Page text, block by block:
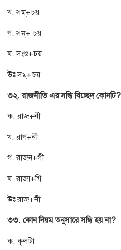
খ. সম্+চয়
গ. সন্+ চয়
ঘ. সংঙ+চয়
উঃসম্+চয়
৩২. রাজনীতি এর সন্ধি বিচ্ছেদ কোনটি?
ক. রাজ+নী
খ. রাগ+নী
গ. রাজন+গী
ঘ. রাজা+গি
উঃরাজ+নী
৩৩. কোন নিয়ম অনুসারে সন্ধি হয় না?
ক. কুলটা